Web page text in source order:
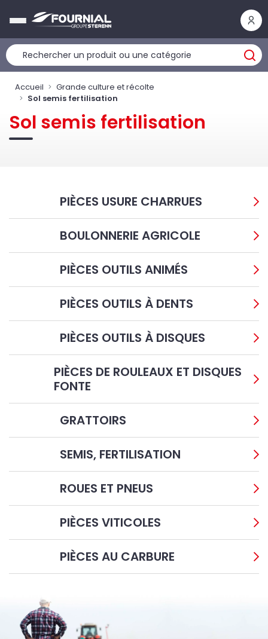
Accueil
Grande culture et récolte
Sol semis fertilisation
Sol semis fertilisation
PIÈCES USURE CHARRUES
BOULONNERIE AGRICOLE
PIÈCES OUTILS ANIMÉS
PIÈCES OUTILS À DENTS
PIÈCES OUTILS À DISQUES
PIÈCES DE ROULEAUX ET DISQUES
FONTE
GRATTOIRS
SEMIS, FERTILISATION
ROUES ET PNEUS
PIÈCES VITICOLES
PIÈCES AU CARBURE